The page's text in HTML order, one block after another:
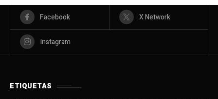
Facebook X Network
Instagram
ETIQUETAS